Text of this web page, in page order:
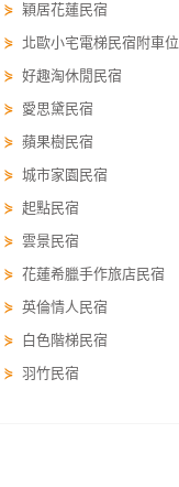
卡
訂
房
請
款
收
合
作
案
⋟穎居花蓮民宿
⋟北歐小宅電梯民宿附車位
⋟好趣淘休閒民宿
⋟ 愛思黛民宿
⋟蘋果樹民宿
⋟城市家園民宿
⋟起點民宿
⋟雲景民宿
⋟花蓮希臘手作旅店民宿
⋟英倫情人民宿
⋟
白色階梯民宿
⋟羽竹民宿